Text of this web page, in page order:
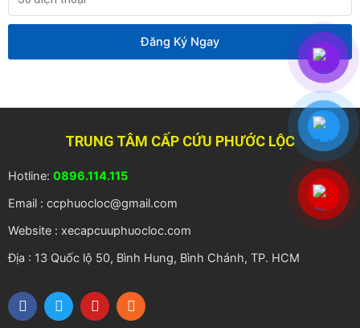
điện
thoại
Đăng Ký Ngay
TRUNG TÂM CẤP CỨU PHƯỚC LỘC
Hotline: 0896.114.115
Email : ccphuocloc@gmail.com
Website : xecapcuuphuocloc.com
Địa : 13 Quốc lộ 50, Bình Hung, Bình Chánh, TP. HCM
F
a
T
w
Y
o
R
s